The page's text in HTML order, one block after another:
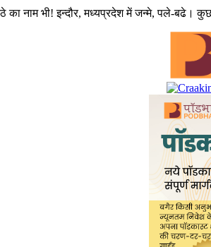
नाम भी! इन्दौर, मध्यप्रदेश में जन्मे, पले-बढे। कुछ